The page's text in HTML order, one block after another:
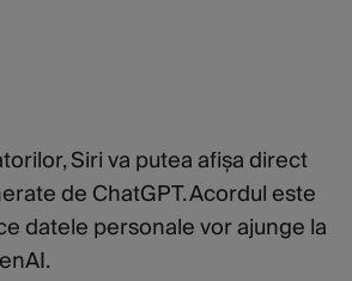
Siri va putea afișa direct
de ChatGPT. Acordul este
datele personale vor ajunge la